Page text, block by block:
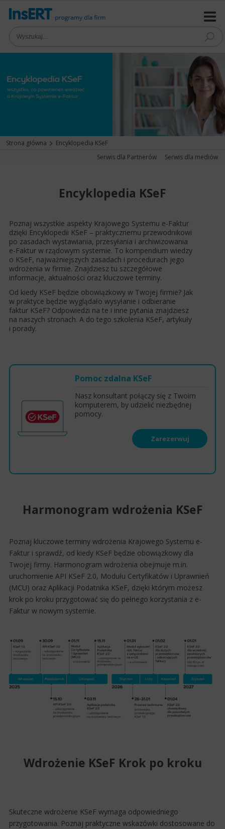
Strona główna
Encyklopedia KSeF
Serwis dla Partnerów
Serwis dla mediów
Encyklopedia KSeF
Poznaj wszystkie aspekty Krajowego Systemu e-Faktur
dzięki Encyklopedii KSeF – praktycznemu przewodnikowi
po zasadach wystawiania, przesyłania i archiwizowania
e-Faktur w rządowym systemie. To kompendium wiedzy
o KSeF, najważniejszych zasadach i procedurach jego
wdrożenia w firmie. Znajdziesz tu szczegółowe
informacje, aktualności oraz kluczowe terminy.
Od kiedy KSeF będzie obowiązkowy w Twojej firmie? Jak
w praktyce będzie wyglądało wysyłanie i odbieranie
faktur KSeF? Odpowiedzi na te i inne pytania znajdziesz
na naszych stronach. A do tego szkolenia KSeF, artykuły
i porady.
Pomoc zdalna KSeF
Nasz konsultant połączy się z Twoim
komputerem, by udzielić niezbędnej
pomocy.
Zarezerwuj
Harmonogram wdrożenia KSeF
Poznaj kluczowe terminy wdrożenia Krajowego Systemu e-
Faktur i sprawdź, od kiedy KSeF będzie obowiązkowy dla
Twojej firmy. Harmonogram wdrożenia obejmuje m.in.
uruchomienie API KSeF 2.0, Modułu Certyfikatów i Uprawnień
(MCU) oraz Aplikacji Podatnika KSeF, dzięki którym możesz
krok po kroku przygotować się do pełnego korzystania z e-
Faktur w nowym systemie.
Wdrożenie KSeF Krok po kroku
Skuteczne wdrożenie KSeF wymaga odpowiedniego
przygotowania. Poznaj praktyczne wskazówki dostosowane do